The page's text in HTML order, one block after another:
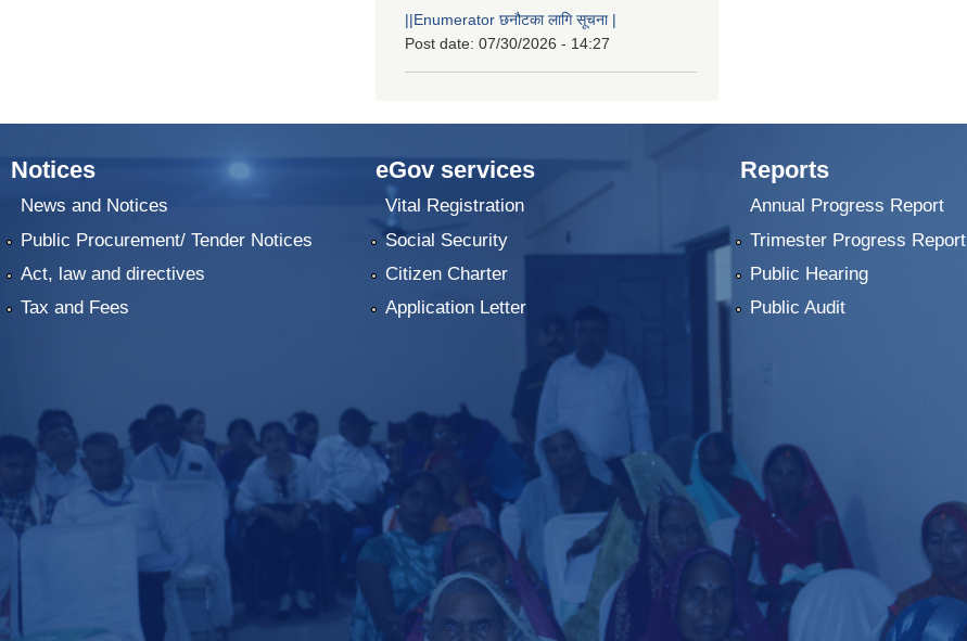
||Enumerator छनौटका लागि सूचना |
Post date: 07/30/2026 - 14:27
Notices
News and Notices
Public Procurement/ Tender Notices
Act, law and directives
Tax and Fees
eGov services
Vital Registration
Social Security
Citizen Charter
Application Letter
Reports
Annual Progress Report
Trimester Progress Report
Public Hearing
Public Audit